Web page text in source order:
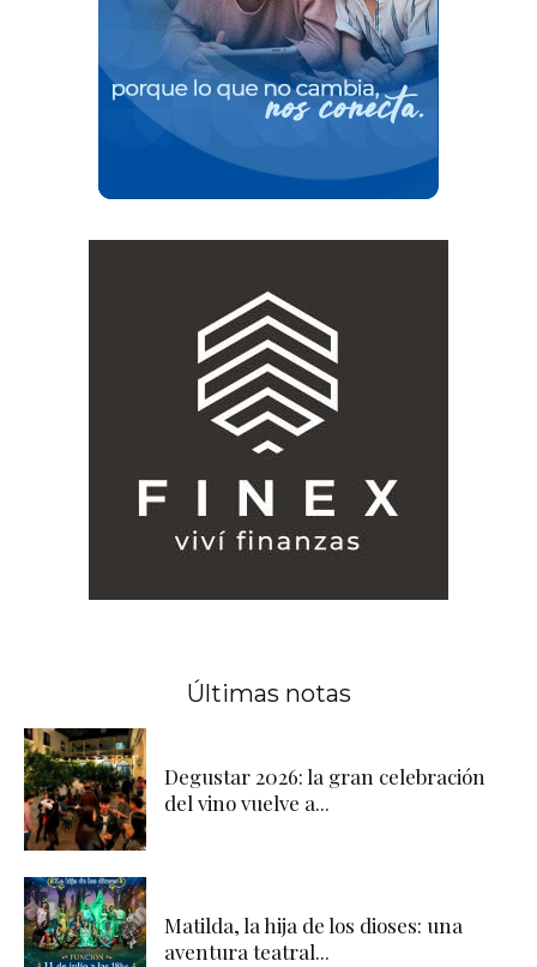
Últimas notas
Degustar 2026: la gran celebración
del vino vuelve a...
Matilda, la hija de los dioses: una
aventura teatral...